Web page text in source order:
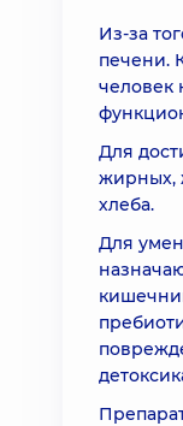
Из-за
печени.
человек
Для
жирных,
хлеба.
Для